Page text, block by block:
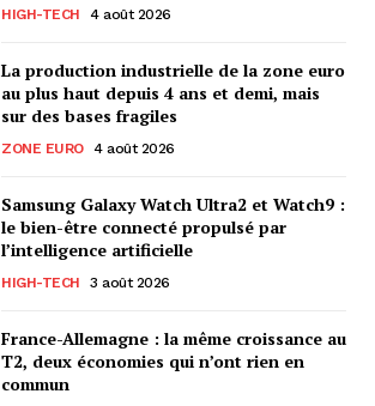
HIGH-TECH 4 août 2026
La production industrielle de la zone euro
au plus haut depuis 4 ans et demi, mais
sur des bases fragiles
ZONE EURO 4 août 2026
Samsung Galaxy Watch Ultra2 et Watch9 :
le bien-être connecté propulsé par
l’intelligence artificielle
HIGH-TECH 3 août 2026
France-Allemagne : la même croissance au
T2, deux économies qui n’ont rien en
commun